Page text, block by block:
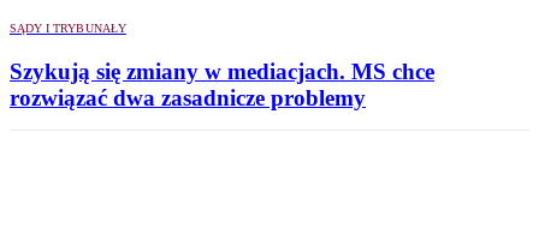
SĄDY I TRYBUNAŁY
Szykują się zmiany w mediacjach. MS chce
rozwiązać dwa zasadnicze problemy